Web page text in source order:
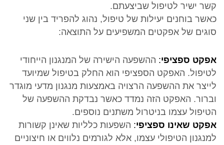
קשר ישיר לטיפול שביצעתם.
כאשר בוחנים יעילות של טיפול, נהוג להפריד בין שני
סוגים של אפקטים המשפיעים על התוצאה:
אפקט ספציפי: ההשפעה הישירה של המנגנון הייחודי
לטיפול. האפקט הספציפי הוא החלק בטיפול שמיועד
לייצר את ההשפעה הרצויה באמצעות מנגנון מדעי מוגדר
וברור. האפקט הזה נמדד כאשר נבדקת ההשפעה של
הטיפול עצמו בניטרול משתנים נוספים.
אפקט שאינו ספציפי: השפעות כלליות שאינן קשורות
למנגנון הטיפולי עצמו, אלא לגורמים נלווים או חיצוניים